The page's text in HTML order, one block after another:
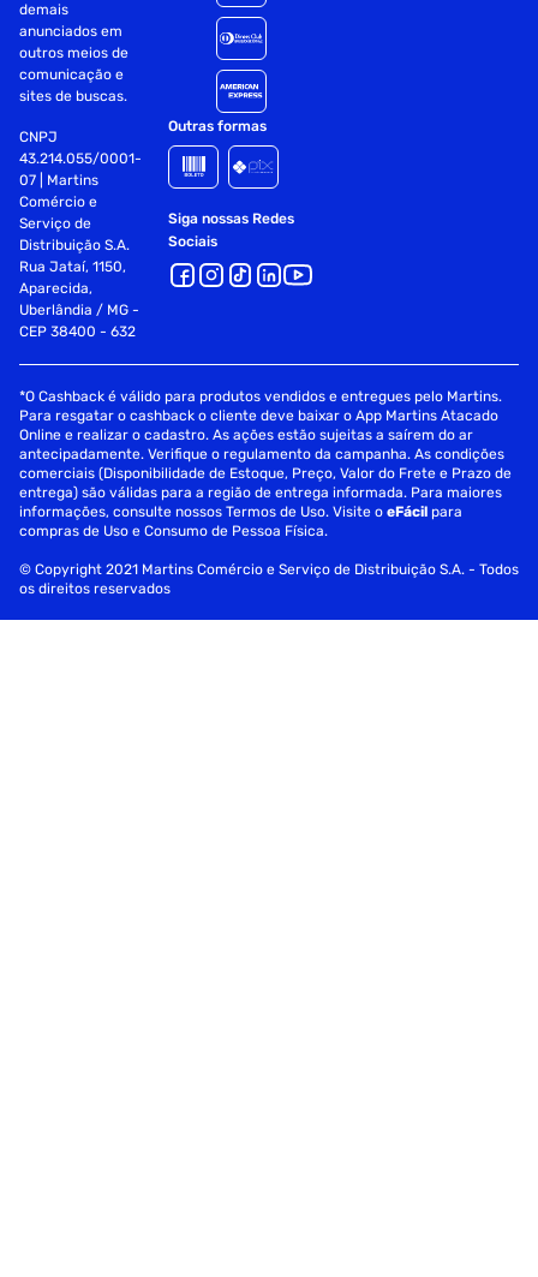
demais
anunciados em
outros meios de
comunicação e
sites de buscas.
CNPJ
43.214.055/0001-
07 | Martins
Comércio e
Serviço de
Distribuição S.A.
Rua Jataí, 1150,
Aparecida,
Uberlândia / MG -
CEP 38400 - 632
Outras formas
Siga nossas Redes
Sociais
*O Cashback é válido para produtos vendidos e entregues pelo Martins.
Para resgatar o cashback o cliente deve baixar o App Martins Atacado
Online e realizar o cadastro. As ações estão sujeitas a saírem do ar
antecipadamente. Verifique o regulamento da campanha. As condições
comerciais (Disponibilidade de Estoque, Preço, Valor do Frete e Prazo de
entrega) são válidas para a região de entrega informada. Para maiores
informações, consulte nossos Termos de Uso. Visite oeFácil para
compras de Uso e Consumo de Pessoa Física.
© Copyright 2021 Martins Comércio e Serviço de Distribuição S.A. - Todos
os direitos reservados